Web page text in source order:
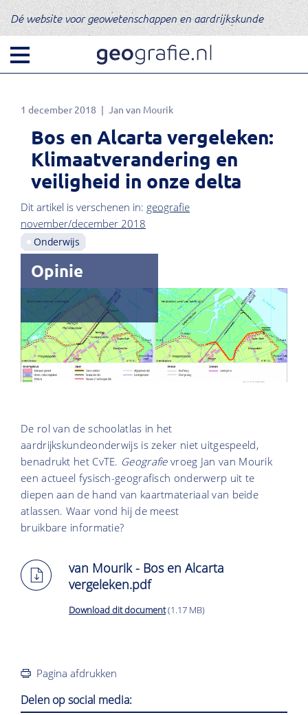
Dé website voor geowetenschappen en aardrijkskunde
1 december 2018 Jan van Mourik
Bos en Alcarta vergeleken:
Klimaatverandering en
veiligheid in onze delta
Dit artikel is verschenen in: geografie
november/december 2018
Onderwijs
Opinie
De rol van de schoolatlas in het
aardrijkskundeonderwijs is zeker niet uitgespeeld,
benadrukt het CvTE. Geografievroeg Jan van Mourik
een actueel fysisch-geografisch onderwerp uit te
diepen aan de hand van kaartmateriaal van beide
atlassen. Waar vond hij de meest
bruikbare informatie?
van Mourik - Bos en Alcarta
vergeleken.pdf
Download dit document(1.17 MB)
Pagina afdrukken
Delen op social media: